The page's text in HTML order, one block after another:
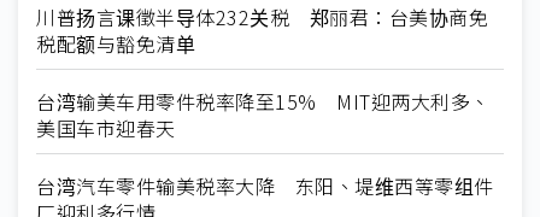
川普扬言课徵半导体232关税 郑丽君：台美协商免
税配额与豁免清单
台湾输美车用零件税率降至15% MIT迎两大利多、
美国车市迎春天
台湾汽车零件输美税率大降 东阳、堤维西等零组件